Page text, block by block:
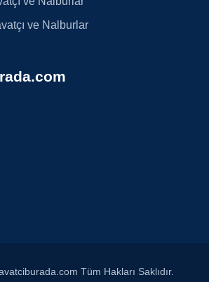
ve Nalburlar
Tüm Hakları Saklıdır.